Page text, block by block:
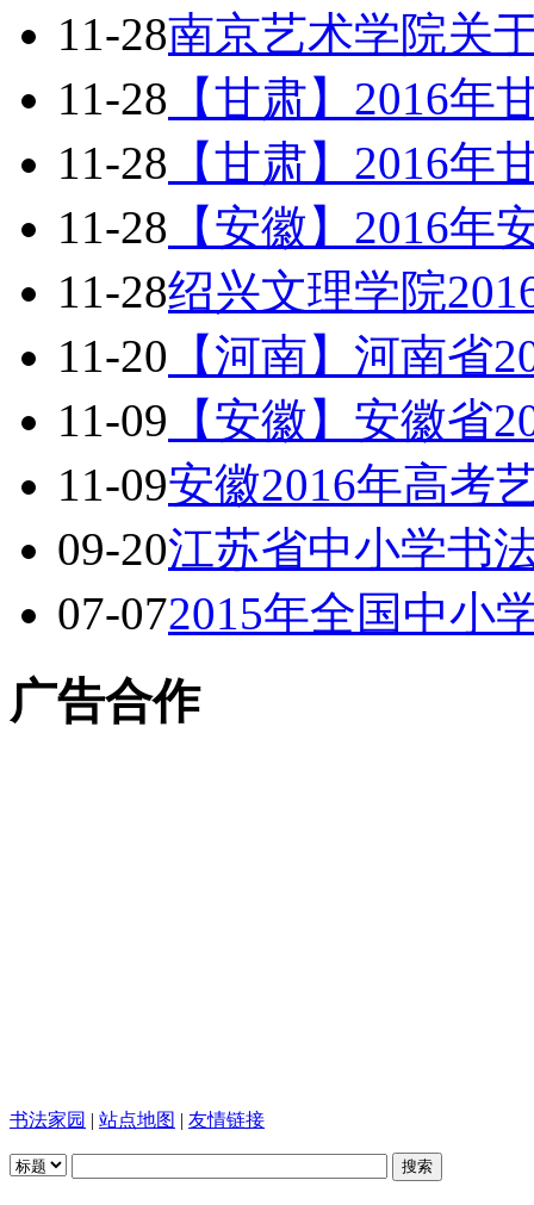
11-28南京艺术学院关
11-28 【甘肃】2016年
11-28 【甘肃】2016年
11-28 【安徽】2016年
11-28绍兴文理学院
11-20 【河南】河南省
11-09 【安徽】安徽省
11-09安徽2016年高考
09-20江苏省中小学书
07-072015年全国中小
广告合作
书法家园 | 站点地图 | 友情链接